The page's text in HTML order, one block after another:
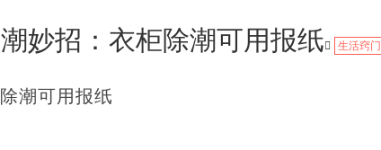
妙招：衣柜除潮可用报纸 生活窍门
潮可用报纸